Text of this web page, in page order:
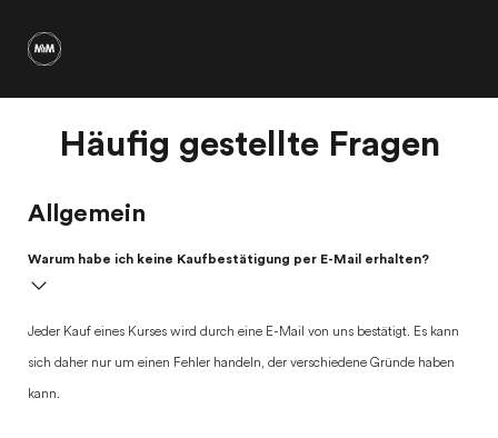
Häufig gestellte Fragen
Allgemein
Warum habe ich keine Kaufbestätigung per E-Mail erhalten?
Jeder Kauf eines Kurses wird durch eine E-Mail von uns bestätigt. Es kann
sich daher nur um einen Fehler handeln, der verschiedene Gründe haben
kann.